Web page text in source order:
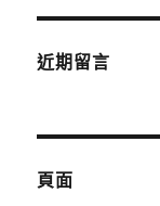
鍵
近期留言
頁面